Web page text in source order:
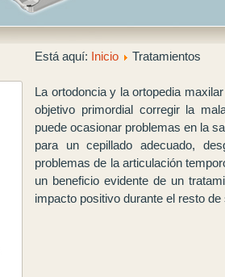
Está aquí: Inicio Tratamientos
La ortodoncia y la ortopedia
objetivo primordial corregir la
puede ocasionar problemas en la
para un cepillado adecuado,
problemas de la articulación
un beneficio evidente de un
impacto positivo durante el resto de